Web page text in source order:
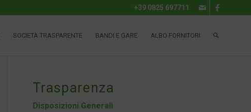
+39 0825 697711
SOCIETÀ TRASPARENTE BANDI E GARE ALBO FORNITORI
Trasparenza
Disposizioni Generali